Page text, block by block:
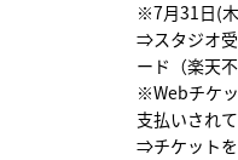
※7月31日(
⇒スタジオ受
ード（楽天
※Webチケ
支払いされて
⇒チケットを